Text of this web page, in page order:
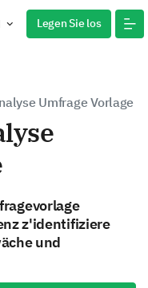
Legen Sie los
Umfrage Vorlage
z'identifiziere
und